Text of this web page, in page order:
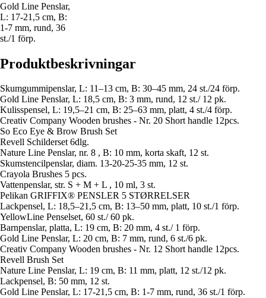
Gold Line Penslar,
L: 17-21,5 cm, B:
1-7 mm, rund, 36
st./1 förp.
Produktbeskrivningar
Skumgummipenslar, L: 11–13 cm, B: 30–45 mm, 24 st./24 förp.
Gold Line Penslar, L: 18,5 cm, B: 3 mm, rund, 12 st./ 12 pk.
Kulisspensel, L: 19,5–21 cm, B: 25–63 mm, platt, 4 st./4 förp.
Creativ Company Wooden brushes - Nr. 20 Short handle 12pcs.
So Eco Eye & Brow Brush Set
Revell Schilderset 6dlg.
Nature Line Penslar, nr. 8 , B: 10 mm, korta skaft, 12 st.
Skumstencilpenslar, diam. 13-20-25-35 mm, 12 st.
Crayola Brushes 5 pcs.
Vattenpenslar, str. S + M + L , 10 ml, 3 st.
Pelikan GRIFFIX® PENSLER 5 STØRRELSER
Lackpensel, L: 18,5–21,5 cm, B: 13–50 mm, platt, 10 st./1 förp.
YellowLine Penselset, 60 st./ 60 pk.
Barnpenslar, platta, L: 19 cm, B: 20 mm, 4 st./ 1 förp.
Gold Line Penslar, L: 20 cm, B: 7 mm, rund, 6 st./6 pk.
Creativ Company Wooden brushes - Nr. 12 Short handle 12pcs.
Revell Brush Set
Nature Line Penslar, L: 19 cm, B: 11 mm, platt, 12 st./12 pk.
Lackpensel, B: 50 mm, 12 st.
Gold Line Penslar, L: 17-21,5 cm, B: 1-7 mm, rund, 36 st./1 förp.